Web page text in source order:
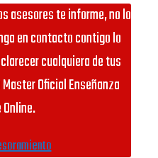
asesores te informe, no lo
en contacto contigo lo
cualquiera de tus
Oficial Enseñanza